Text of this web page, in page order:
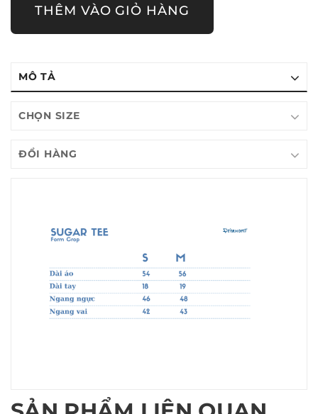
THÊM VÀO GIỎ HÀNG
MÔ TẢ
CHỌN SIZE
ĐỔI HÀNG